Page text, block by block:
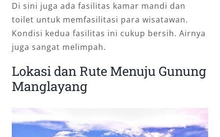
Di sini juga ada fasilitas kamar mandi dan
toilet untuk memfasilitasi para wisatawan.
Kondisi kedua fasilitas ini cukup bersih. Airnya
juga sangat melimpah.
Lokasi dan Rute Menuju Gunung
Manglayang